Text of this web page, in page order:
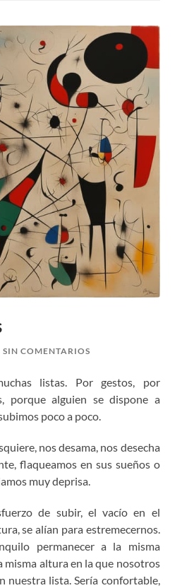
SIN COMENTARIOS
listas. Por gestos, por
porque alguien se dispone a
poco a poco.
nos desama, nos desecha
flaqueamos en sus sueños o
muy deprisa.
de subir, el vacío en el
se alían para estremecernos.
permanecer a la misma
misma altura en la que nosotros
nuestra lista. Sería confortable,